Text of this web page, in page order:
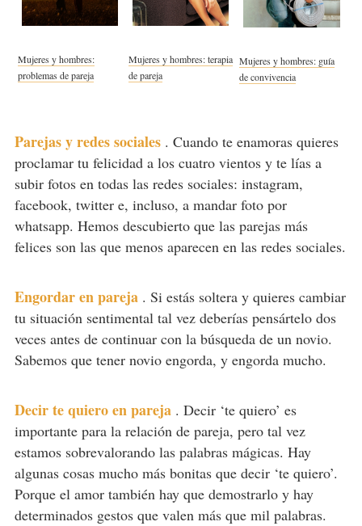
Mujeres y hombres:
problemas de pareja
Mujeres y hombres: terapia
de pareja
Mujeres y hombres: guía
de convivencia
Parejas y redes sociales . Cuando te enamoras quieres
proclamar tu felicidad a los cuatro vientos y te lías a
subir fotos en todas las redes sociales: instagram,
facebook, twitter e, incluso, a mandar foto por
whatsapp. Hemos descubierto que las parejas más
felices son las que menos aparecen en las redes sociales.
Engordar en pareja . Si estás soltera y quieres cambiar
tu situación sentimental tal vez deberías pensártelo dos
veces antes de continuar con la búsqueda de un novio.
Sabemos que tener novio engorda, y engorda mucho.
Decir te quiero en pareja . Decir ‘te quiero’ es
importante para la relación de pareja, pero tal vez
estamos sobrevalorando las palabras mágicas. Hay
algunas cosas mucho más bonitas que decir ‘te quiero’.
Porque el amor también hay que demostrarlo y hay
determinados gestos que valen más que mil palabras.